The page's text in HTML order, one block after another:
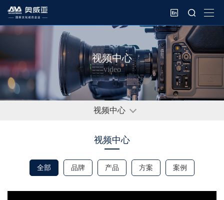
视频中心
video
视频中心
视频中心
全部 品牌 产品 方案 案例